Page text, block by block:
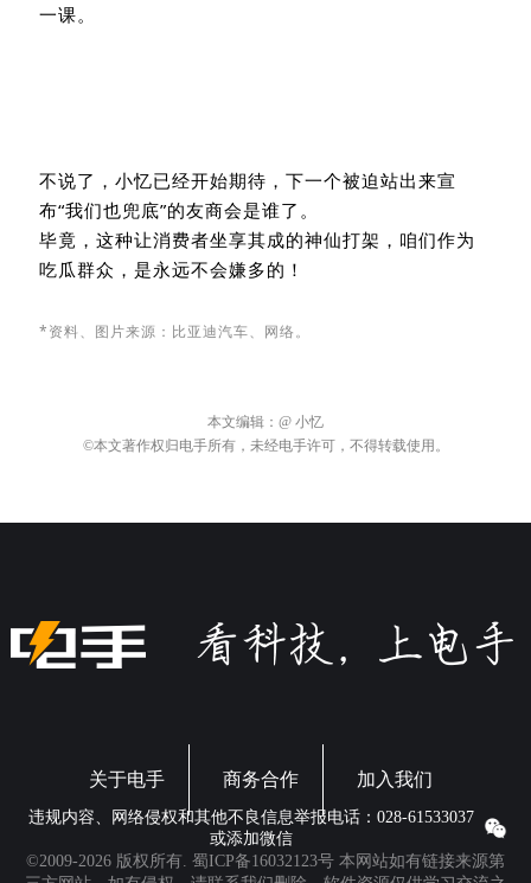
一课。
不说了，小忆已经开始期待，下一个被迫站出来宣
布“我们也兜底”的友商会是谁了 。
毕竟，这种让消费者坐享其成的神仙打架，咱们作为
吃瓜群众，是永远不会嫌多的！
*资料、图片来源：比亚迪汽车、网络。
本文编辑： @ 小忆
©本文著作权归电手所有，未经电手许可，不得转载使用。
关于电手 商务合作 加入我们
违规内容、网络侵权和其他不良信息举报电话：028-61533037
或添加微信
©2009-2026 版权所有. 蜀ICP备16032123号 本网站如有链接来源第